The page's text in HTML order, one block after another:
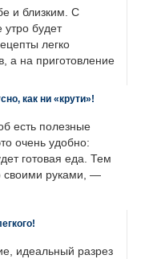
и близким. С
будет
легко
а на приготовление
как ни «крути»!
есть полезные
очень удобно:
готовая еда. Тем
своими руками, —
идеальный разрез